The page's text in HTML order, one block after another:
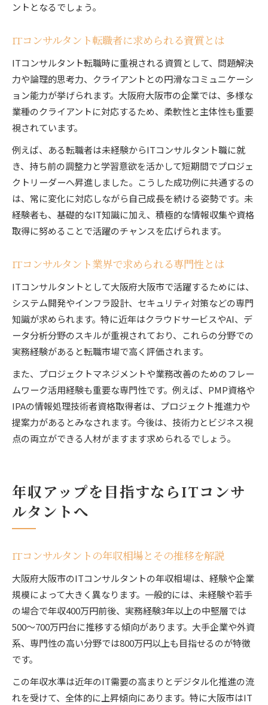
ントとなるでしょう。
ITコンサルタント転職者に求められる資質とは
ITコンサルタント転職時に重視される資質として、問題解決
力や論理的思考力、クライアントとの円滑なコミュニケーシ
ョン能力が挙げられます。大阪府大阪市の企業では、多様な
業種のクライアントに対応するため、柔軟性と主体性も重要
視されています。
例えば、ある転職者は未経験からITコンサルタント職に就
き、持ち前の調整力と学習意欲を活かして短期間でプロジェ
クトリーダーへ昇進しました。こうした成功例に共通するの
は、常に変化に対応しながら自己成長を続ける姿勢です。未
経験者も、基礎的なIT知識に加え、積極的な情報収集や資格
取得に努めることで活躍のチャンスを広げられます。
ITコンサルタント業界で求められる専門性とは
ITコンサルタントとして大阪府大阪市で活躍するためには、
システム開発やインフラ設計、セキュリティ対策などの専門
知識が求められます。特に近年はクラウドサービスやAI、デ
ータ分析分野のスキルが重視されており、これらの分野での
実務経験があると転職市場で高く評価されます。
また、プロジェクトマネジメントや業務改善のためのフレー
ムワーク活用経験も重要な専門性です。例えば、PMP資格や
IPAの情報処理技術者資格取得者は、プロジェクト推進力や
提案力があるとみなされます。今後は、技術力とビジネス視
点の両立ができる人材がますます求められるでしょう。
年収アップを目指すならITコンサ
ルタントへ
ITコンサルタントの年収相場とその推移を解説
大阪府大阪市のITコンサルタントの年収相場は、経験や企業
規模によって大きく異なります。一般的には、未経験や若手
の場合で年収400万円前後、実務経験3年以上の中堅層では
500〜700万円台に推移する傾向があります。大手企業や外資
系、専門性の高い分野では800万円以上も目指せるのが特徴
です。
この年収水準は近年のIT需要の高まりとデジタル化推進の流
れを受けて、全体的に上昇傾向にあります。特に大阪市はIT